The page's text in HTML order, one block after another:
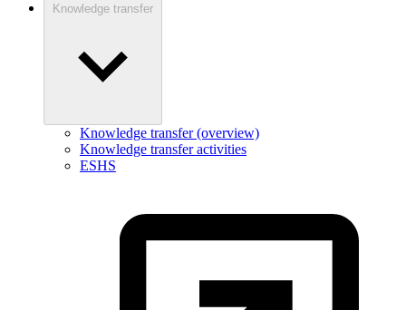
Knowledge transfer
Knowledge transfer (overview)
Knowledge transfer activities
ESHS